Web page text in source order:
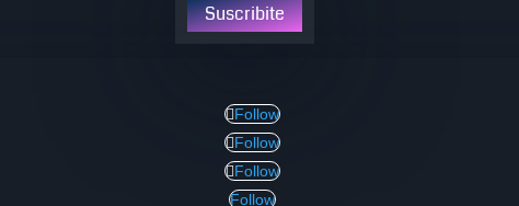
Suscribite
Follow
Follow
Follow
Follow